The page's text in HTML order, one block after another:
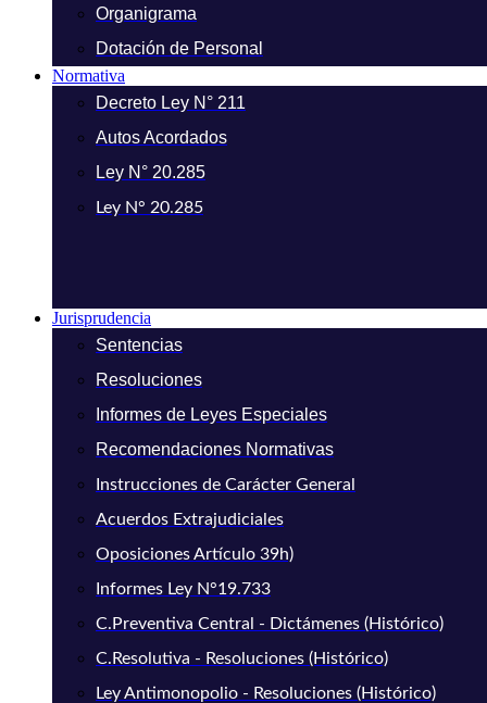
Organigrama
Dotación de Personal
Normativa
Decreto Ley N° 211
Autos Acordados
Ley N° 20.285
Ley N° 20.285
Jurisprudencia
Sentencias
Resoluciones
Informes de Leyes Especiales
Recomendaciones Normativas
Instrucciones de Carácter General
Acuerdos Extrajudiciales
Oposiciones Artículo 39h)
Informes Ley N°19.733
C.Preventiva Central - Dictámenes (Histórico)
C.Resolutiva - Resoluciones (Histórico)
Ley Antimonopolio - Resoluciones (Histórico)